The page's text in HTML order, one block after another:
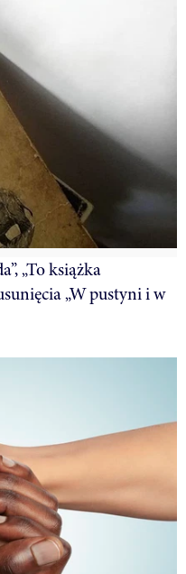
„To książka
„W pustyni i w